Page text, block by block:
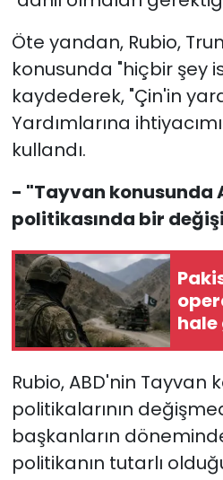
Öte yandan, Rubio,
konusunda "hiçbir şey
kaydederek, "Çin'in
Yardımlarına
kullandı.
- "Tayvan konusunda
politikasında bir
Rubio, ABD'nin Tayvan
politikalarının
başkanların
politikanın tutarlı